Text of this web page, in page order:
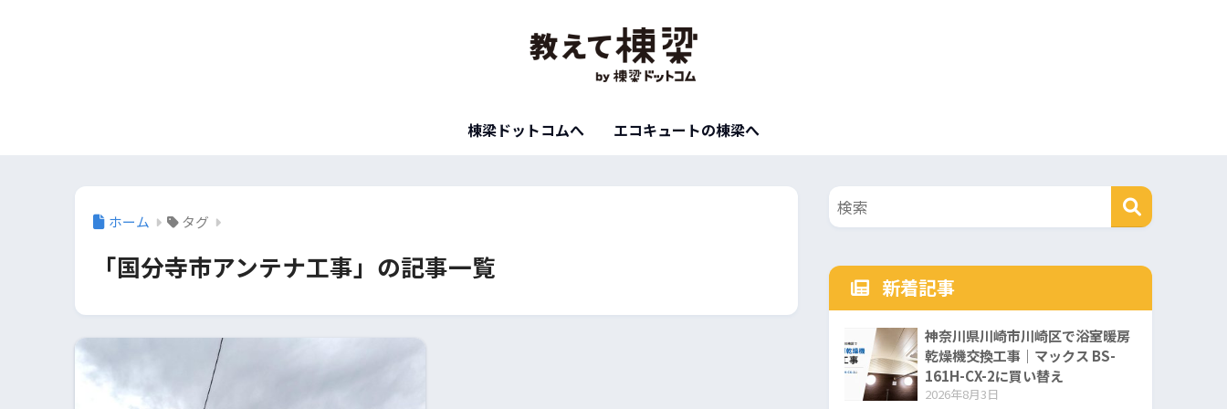
棟梁ドットコムへ エコキュートの棟梁へ
ホーム タグ
「国分寺市アンテナ工事」の記事一覧
新着記事
神奈川県川崎市川崎区で浴室暖房
乾燥機交換工事｜マックス BS-
161H-CX-2に買い替え
2026年8月3日